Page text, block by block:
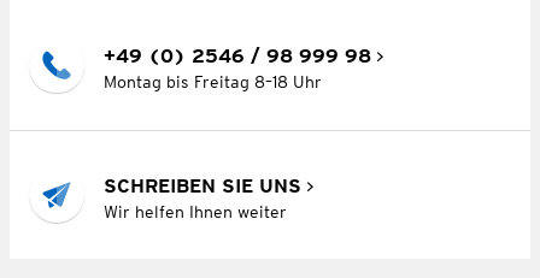
+49 (0) 2546 / 98 999 98
Montag bis Freitag 8–18 Uhr
SCHREIBEN SIE UNS
Wir helfen Ihnen weiter